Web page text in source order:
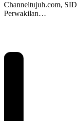
Channeltujuh.com,
Perwakilan…